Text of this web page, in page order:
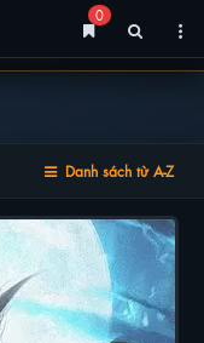
0
Danh sách từ A-Z